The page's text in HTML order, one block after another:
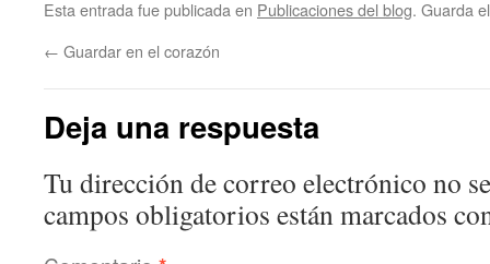
Esta entrada fue publicada en Publicaciones del blog. Guarda
← Guardar en el corazón
Deja una respuesta
Tu dirección de correo electrónico no
campos obligatorios están marcados